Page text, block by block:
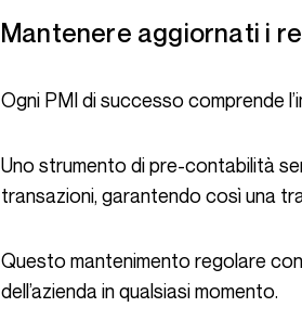
Mantenere aggiornati i
Ogni PMI di successo comprende
Uno strumento di pre-contabilità semplifica questo compito, automatizzando l’inserimento delle
transazioni, garantendo così una
Questo mantenimento regolare consente anche di avere una chiara visione della salute finanziaria
dell’azienda in qualsiasi momento.